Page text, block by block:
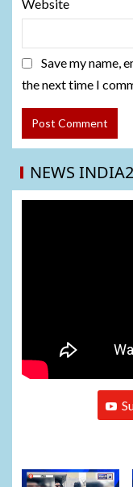
Website
Save my name,
the next time I
NEWS